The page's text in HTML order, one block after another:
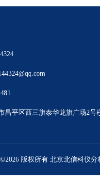
昌平区西三旗泰华龙旗广场2号
©2026 版权所有 北京北信科仪